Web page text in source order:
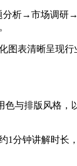
分析→市场调
图表清晰呈现
色与排版风格，
1分钟讲解时长